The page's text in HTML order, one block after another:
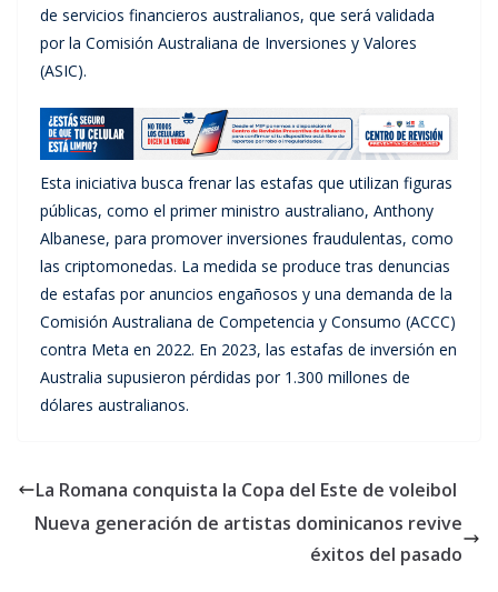
de servicios financieros australianos, que será validada
por la Comisión Australiana de Inversiones y Valores
(ASIC).
Esta iniciativa busca frenar las estafas que utilizan figuras
públicas, como el primer ministro australiano, Anthony
Albanese, para promover inversiones fraudulentas, como
las criptomonedas. La medida se produce tras denuncias
de estafas por anuncios engañosos y una demanda de la
Comisión Australiana de Competencia y Consumo (ACCC)
contra Meta en 2022. En 2023, las estafas de inversión en
Australia supusieron pérdidas por 1.300 millones de
dólares australianos.
La Romana conquista la Copa del Este de voleibol
Nueva generación de artistas dominicanos revive
éxitos del pasado